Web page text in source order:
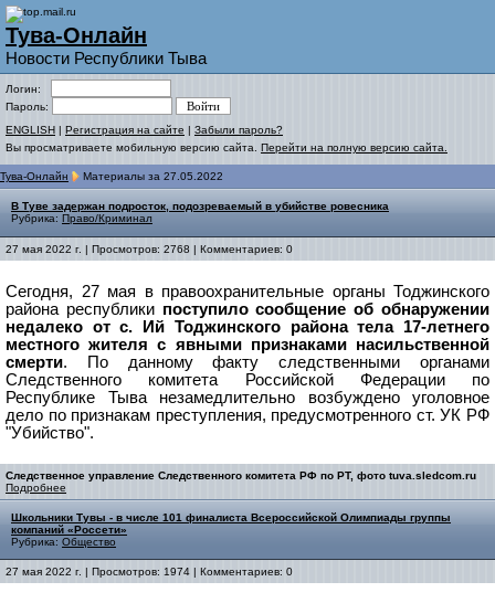
Тува-Онлайн
Новости Республики Тыва
Логин:
Пароль:
ENGLISH | Регистрация на сайте | Забыли пароль?
Вы просматриваете мобильную версию сайта. Перейти на полную версию сайта.
Тува-Онлайн Материалы за 27.05.2022
В Туве задержан подросток, подозреваемый в убийстве ровесника
Рубрика: Право/Криминал
27 мая 2022 г. | Просмотров: 2768 | Комментариев: 0
Сегодня, 27 мая в правоохранительные органы Тоджинского
района республики поступило сообщение об обнаружении
недалеко от с. Ий Тоджинского района тела 17-летнего
местного жителя с явными признаками насильственной
смерти. По данному факту следственными органами
Следственного комитета Российской Федерации по
Республике Тыва незамедлительно возбуждено уголовное
дело по признакам преступления, предусмотренного ст. УК РФ
"Убийство".
Следственное управление Следственного комитета РФ по РТ, фото tuva.sledcom.ru
Подробнее
Школьники Тувы - в числе 101 финалиста Всероссийской Олимпиады группы
компаний «Россети»
Рубрика: Общество
27 мая 2022 г. | Просмотров: 1974 | Комментариев: 0